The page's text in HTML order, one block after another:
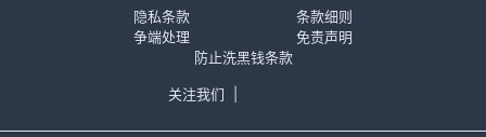
隐私条款
条款细则
争端处理
免责声明
防止洗黑钱条款
关注我们